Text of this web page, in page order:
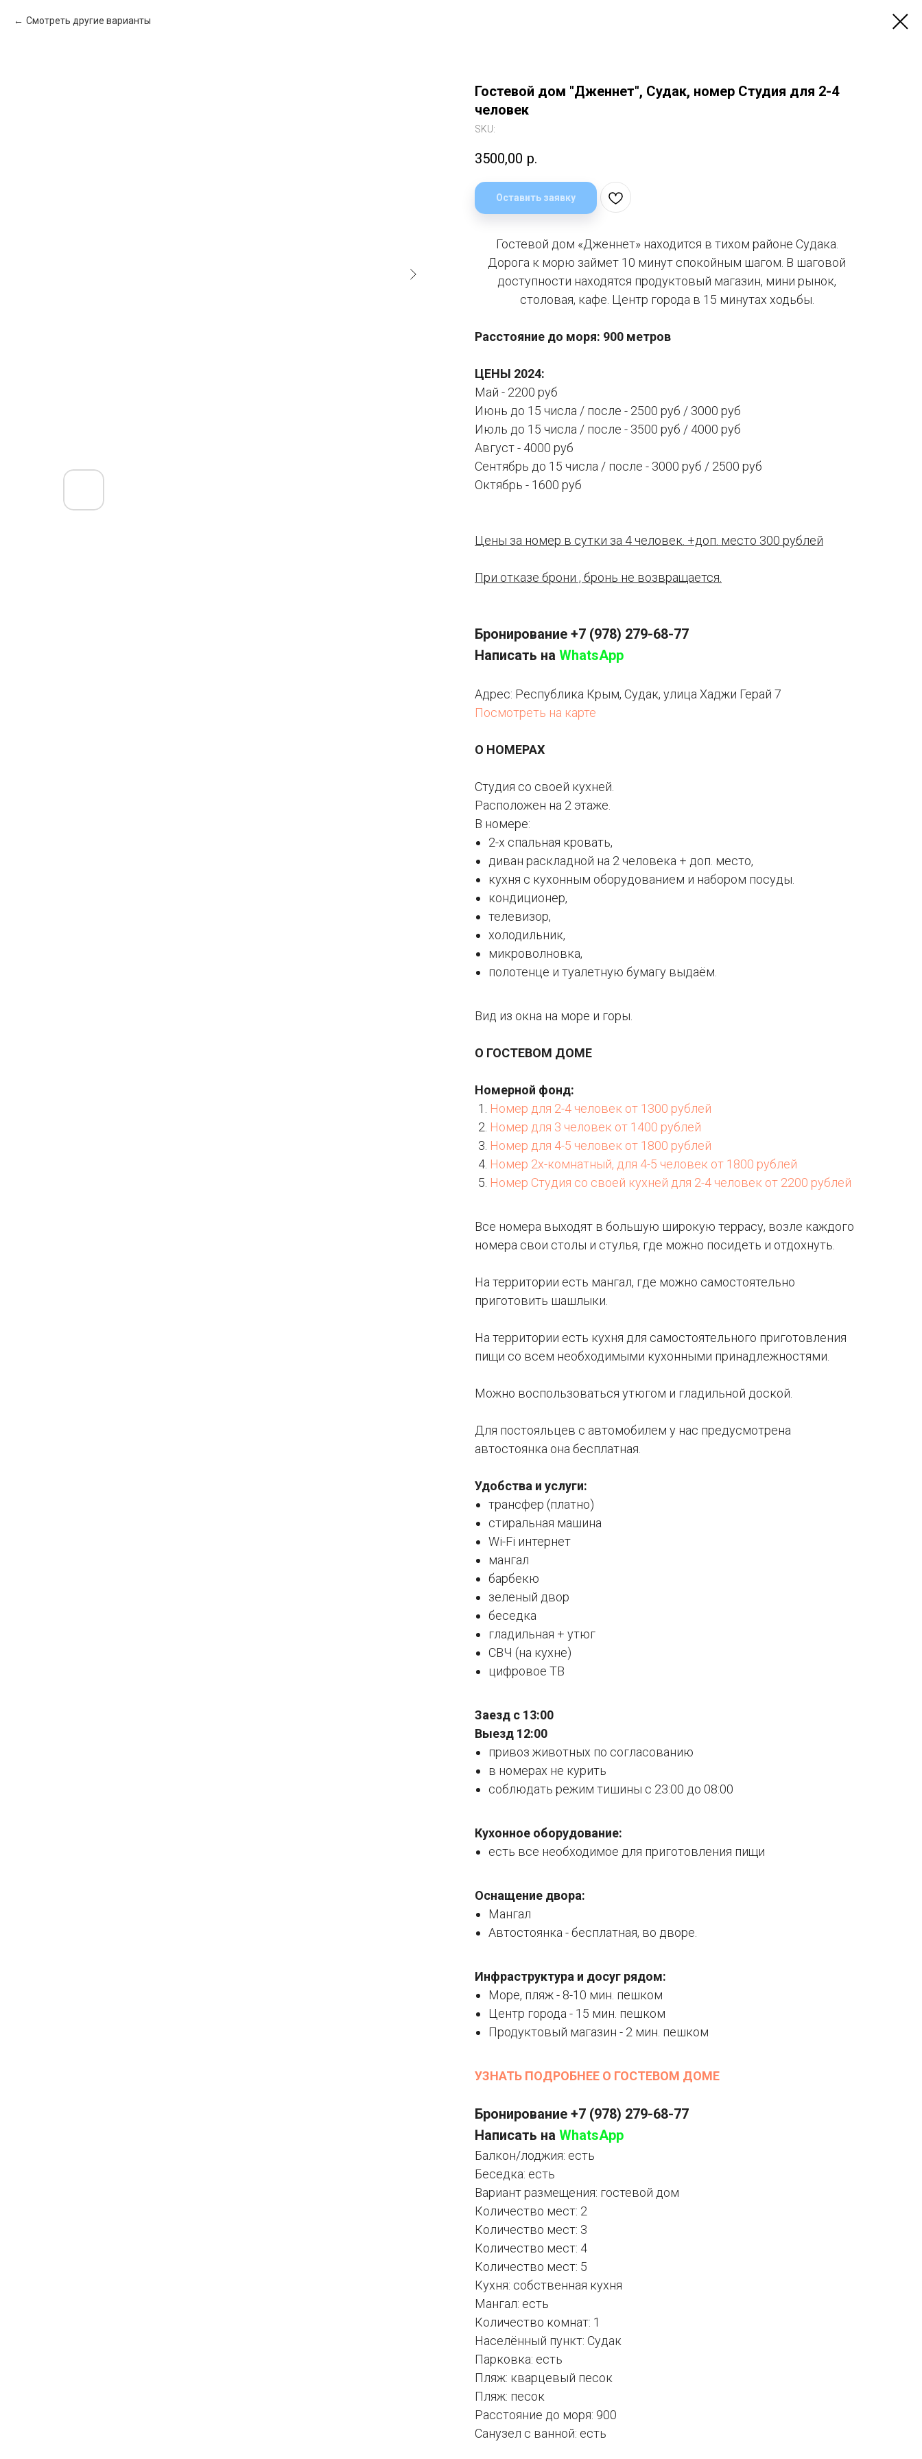
Смотреть другие варианты
Гостевой дом "Дженнет", Судак, номер Студия для 2-4
человек
SKU:
3500,00 р.
Оставить заявку
Гостевой дом «Дженнет» находится в тихом районе Судака.
Дорога к морю займет 10 минут спокойным шагом. В шаговой
доступности находятся продуктовый магазин, мини рынок,
столовая, кафе. Центр города в 15 минутах ходьбы.
Расстояние до моря: 900 метров
ЦЕНЫ 2024:
Май - 2200 руб
Июнь до 15 числа / после - 2500 руб / 3000 руб
Июль до 15 числа / после - 3500 руб / 4000 руб
Август - 4000 руб
Сентябрь до 15 числа / после - 3000 руб / 2500 руб
Октябрь - 1600 руб
Цены за номер в сутки за 4 человек. +доп. место 300 рублей
При отказе брони , бронь не возвращается.
Бронирование +7 (978) 279-68-77
Написать на WhatsApp
Адрес: Республика Крым, Судак, улица Хаджи Герай 7
Посмотреть на карте
О НОМЕРАХ
Студия со своей кухней.
Расположен на 2 этаже.
В номере:
2-х спальная кровать,
диван раскладной на 2 человека + доп. место,
кухня с кухонным оборудованием и набором посуды.
кондиционер,
телевизор,
холодильник,
микроволновка,
полотенце и туалетную бумагу выдаём.
Вид из окна на море и горы.
О ГОСТЕВОМ ДОМЕ
Номерной фонд:
Номер для 2-4 человек от 1300 рублей
Номер для 3 человек от 1400 рублей
Номер для 4-5 человек от 1800 рублей
Номер 2х-комнатный, для 4-5 человек от 1800 рублей
Номер Студия со своей кухней для 2-4 человек от 2200 рублей
Все номера выходят в большую широкую террасу, возле каждого
номера свои столы и стулья, где можно посидеть и отдохнуть.
На территории есть мангал, где можно самостоятельно
приготовить шашлыки.
На территории есть кухня для самостоятельного приготовления
пищи со всем необходимыми кухонными принадлежностями.
Можно воспользоваться утюгом и гладильной доской.
Для постояльцев с автомобилем у нас предусмотрена
автостоянка она бесплатная.
Удобства и услуги:
трансфер (платно)
стиральная машина
Wi-Fi интернет
мангал
барбекю
зеленый двор
беседка
гладильная + утюг
СВЧ (на кухне)
цифровое ТВ
Заезд с 13:00
Выезд 12:00
привоз животных по согласованию
в номерах не курить
соблюдать режим тишины с 23:00 до 08:00
Кухонное оборудование:
есть все необходимое для приготовления пищи
Оснащение двора:
Мангал
Автостоянка - бесплатная, во дворе.
Инфраструктура и досуг рядом:
Море, пляж - 8-10 мин. пешком
Центр города - 15 мин. пешком
Продуктовый магазин - 2 мин. пешком
УЗНАТЬ ПОДРОБНЕЕ О ГОСТЕВОМ ДОМЕ
Бронирование +7 (978) 279-68-77
Написать на WhatsApp
Балкон/лоджия: есть
Беседка: есть
Вариант размещения: гостевой дом
Количество мест: 2
Количество мест: 3
Количество мест: 4
Количество мест: 5
Кухня: собственная кухня
Мангал: есть
Количество комнат: 1
Населённый пункт: Судак
Парковка: есть
Пляж: кварцевый песок
Пляж: песок
Расстояние до моря: 900
Санузел с ванной: есть